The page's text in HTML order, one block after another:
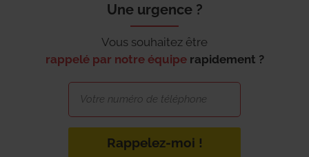
Une urgence ?
Vous souhaitez être
rappelé par notre équipe rapidement ?
Rappelez-moi !